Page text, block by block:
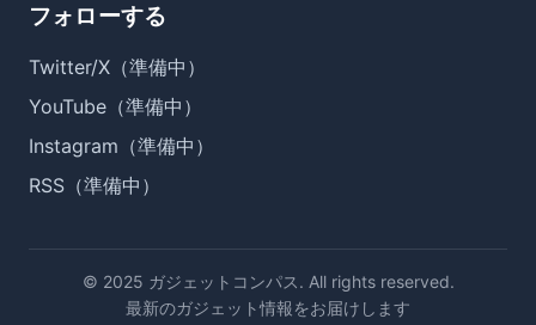
フォローする
Twitter/X（準備中）
YouTube（準備中）
Instagram（準備中）
RSS（準備中）
© 2025 ガジェットコンパス. All rights reserved.
最新のガジェット情報をお届けします